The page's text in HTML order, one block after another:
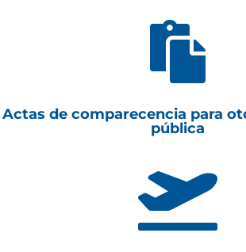

Actas de comparecencia para
pública
